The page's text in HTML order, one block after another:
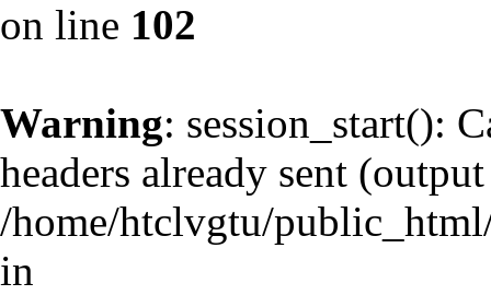
on line 102
Warning: session_start():
headers already sent
/home/htclvgtu/
in